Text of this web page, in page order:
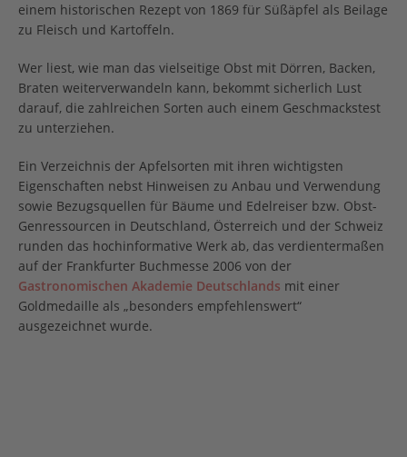
einem historischen Rezept von 1869 für Süßäpfel als Beilage
zu Fleisch und Kartoffeln.
Wer liest, wie man das vielseitige Obst mit Dörren, Backen,
Braten weiterverwandeln kann, bekommt sicherlich Lust
darauf, die zahlreichen Sorten auch einem Geschmackstest
zu unterziehen.
Ein Verzeichnis der Apfelsorten mit ihren wichtigsten
Eigenschaften nebst Hinweisen zu Anbau und Verwendung
sowie Bezugsquellen für Bäume und Edelreiser bzw. Obst-
Genressourcen in Deutschland, Österreich und der Schweiz
runden das hochinformative Werk ab, das verdientermaßen
auf der Frankfurter Buchmesse 2006 von der
Gastronomischen Akademie Deutschlands mit einer
Goldmedaille als „besonders empfehlenswert“
ausgezeichnet wurde.